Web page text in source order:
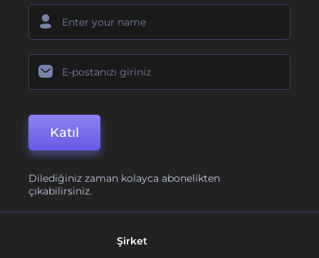
Katıl
Dilediğiniz zaman kolayca abonelikten
çıkabilirsiniz.
Şirket